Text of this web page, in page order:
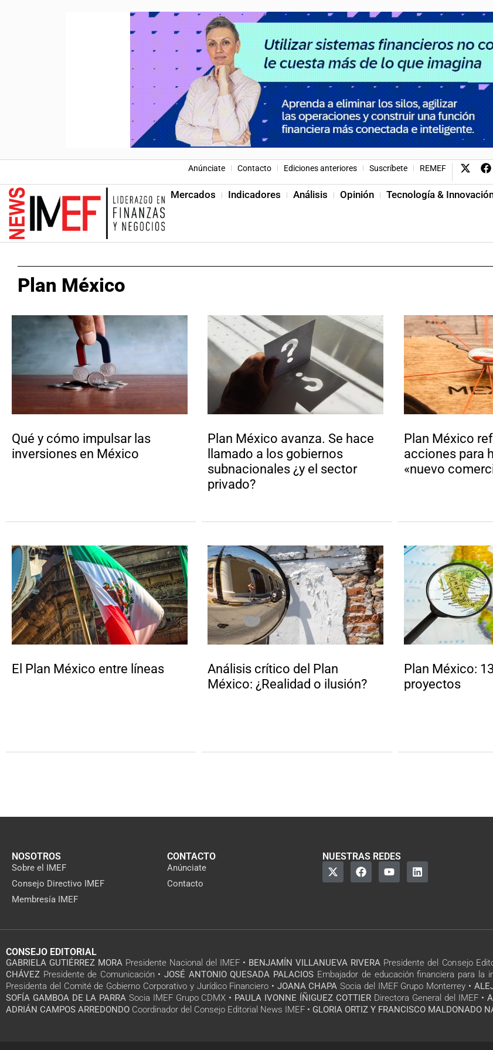
Anúnciate Contacto Ediciones anteriores Suscríbete REMEF
Mercados Indicadores Análisis Opinión Tecnología &
Plan México
Qué y cómo impulsar las
inversiones en México
Plan México avanza. Se hace
llamado a los gobiernos
subnacionales ¿y el sector
privado?
Plan México
acciones para
«nuevo
El Plan México entre líneas
Análisis crítico del Plan
México: ¿Realidad o ilusión?
Plan México:
proyectos
NOSOTROS
Sobre el IMEF
Consejo Directivo IMEF
Membresía IMEF
CONTACTO
Anúnciate
Contacto
NUESTRAS REDES
CONSEJO EDITORIAL
GABRIELA GUTIÉRREZ MORA Presidente Nacional del IMEF • BENJAMÍN VILLANUEVA RIVERA Presidente del Consejo
CHÁVEZ Presidente de Comunicación • JOSÉ ANTONIO QUESADA PALACIOS Embajador de educación financiera para la
Presidenta del Comité de Gobierno Corporativo y Jurídico Financiero • JOANA CHAPA Socia del IMEF Grupo Monterrey •
SOFÍA GAMBOA DE LA PARRA Socia IMEF Grupo CDMX • PAULA IVONNE ÍÑIGUEZ COTTIER Directora General del IMEF •
ADRIÁN CAMPOS ARREDONDO Coordinador del Consejo Editorial News IMEF • GLORIA ORTIZ Y FRANCISCO MALDONADO